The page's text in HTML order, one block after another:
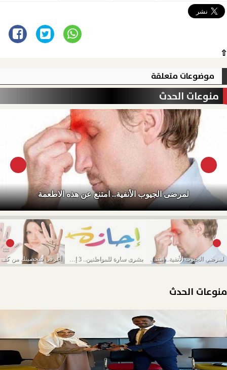
⇧
موضوعات متعلقة
منوعات الحدث
لمرضى الجيوب الأنفية.. امتنع عن هذه الاطعمة
لمرضى الجيوب الأنفية.. امتنع عن هذه الاطعمة
منوعات الحدث